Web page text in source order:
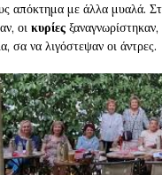
απόκτημα με άλλα μυαλά.
οι κυρίες ξαναγνωρίστηκαν,
σα να λιγόστεψαν οι άντρες.